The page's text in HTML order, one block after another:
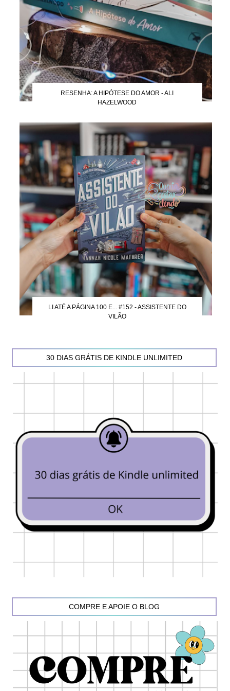
RESENHA: A HIPÓTESE DO AMOR - ALI
HAZELWOOD
LI ATÉ A PÁGINA 100 E... #152 - ASSISTENTE DO
VILÃO
30 DIAS GRÁTIS DE KINDLE UNLIMITED
COMPRE E APOIE O BLOG